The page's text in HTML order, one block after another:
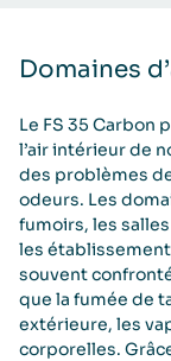
Domaines
Le FS 35 Carbon
l’air intérieur de
des problèmes
odeurs. Les
fumoirs, les
les
souvent
que la fumée de
extérieure, les
corporelles.